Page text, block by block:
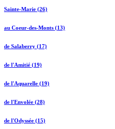
Sainte-Marie (26)
au Coeur-des-Monts (13)
de Salaberry (17)
de l'Amitié (19)
de l'Aquarelle (19)
de l'Envolée (28)
de l'Odyssée (15)